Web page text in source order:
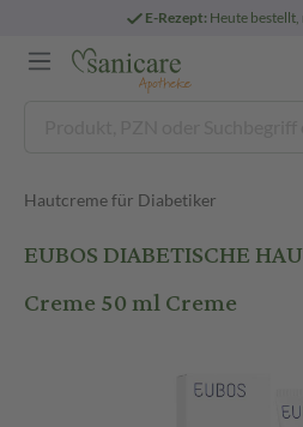
E-Rezept: Heute bestellt,
Hautcreme für Diabetiker
EUBOS DIABETISCHE
Creme 50 ml Creme